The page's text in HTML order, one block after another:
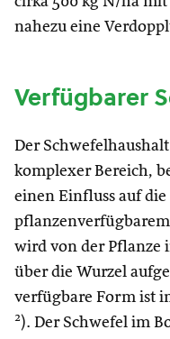
nahezu eine
Verfügbarer
Der
komplexer Bereich,
einen Einfluss auf
wird von der Pflanze
über die Wurzel
verfügbare Form ist
2). Der Schwefel im